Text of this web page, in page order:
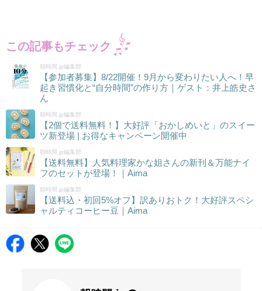
この記事もチェック
朝時間.jp編集部
【参加者募集】8/22開催！9月から変わりたい人へ！早
起き習慣化と“自分時間”の作り方｜ゲスト：井上皓史さ
ん
朝時間.jp編集部
【2個で送料無料！】大好評「おかしめいと」のスイー
ツ新登場 | お得なキャンペーン開催中
朝時間.jp編集部
【送料無料】人気料理家かな姐さんの新刊＆万能ナイ
フのセットが登場！｜Aima
朝時間.jp編集部
【送料込・初回5%オフ】訳ありおトク！大好評スペシ
ャルティコーヒー豆｜Aima